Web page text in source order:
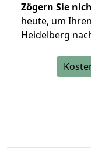
Zögern Sie
heute, um
Heidelberg